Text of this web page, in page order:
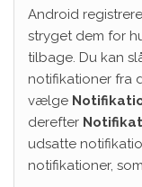
Android
stryget dem for
tilbage. Du kan
notifikationer fra
vælge
derefter
udsatte
notifikationer,